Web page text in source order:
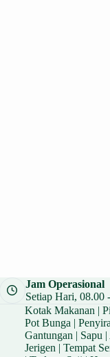
Jam Operasional
Setiap Hari, 08.00
Kotak Makanan |
Pot Bunga |
Gantungan | Sapu |
Jerigen | Tempat